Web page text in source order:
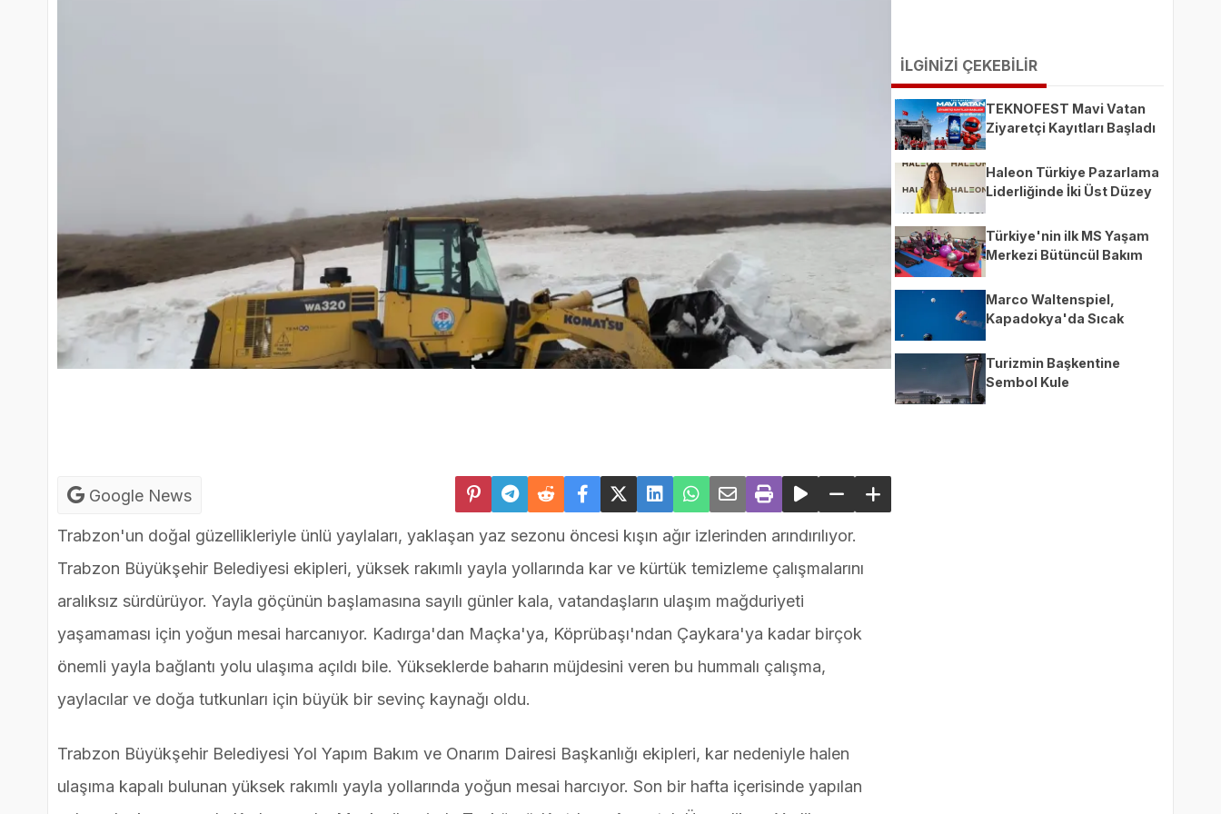
Google News
Trabzon'un doğal güzellikleriyle ünlü yaylaları, yaklaşan yaz sezonu öncesi kışın ağır izlerinden arındırılıyor.
Trabzon Büyükşehir Belediyesi ekipleri, yüksek rakımlı yayla yollarında kar ve kürtük temizleme çalışmalarını
aralıksız sürdürüyor. Yayla göçünün başlamasına sayılı günler kala, vatandaşların ulaşım mağduriyeti
yaşamaması için yoğun mesai harcanıyor. Kadırga'dan Maçka'ya, Köprübaşı'ndan Çaykara'ya kadar birçok
önemli yayla bağlantı yolu ulaşıma açıldı bile. Yükseklerde baharın müjdesini veren bu hummalı çalışma,
yaylacılar ve doğa tutkunları için büyük bir sevinç kaynağı oldu.
Trabzon Büyükşehir Belediyesi Yol Yapım Bakım ve Onarım Dairesi Başkanlığı ekipleri, kar nedeniyle halen
ulaşıma kapalı bulunan yüksek rakımlı yayla yollarında yoğun mesai harcıyor. Son bir hafta içerisinde yapılan
İLGİNİZİ ÇEKEBİLİR
TEKNOFEST Mavi Vatan
Ziyaretçi Kayıtları Başladı
Haleon Türkiye Pazarlama
Liderliğinde İki Üst Düzey
Türkiye'nin ilk MS Yaşam
Merkezi Bütüncül Bakım
Başladı
Marco Waltenspiel,
Kapadokya'da Sıcak
200 Km Hızla Uçtu
Turizmin Başkentine
Sembol Kule